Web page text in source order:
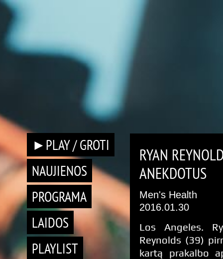
►PLAY / GROTI
NAUJIENOS
PROGRAMA
LAIDOS
PLAYLIST
RYAN
ANEKDOTUS
Men's Health
2016.01.30
Los Angeles.
Reynolds (39)
kartą prakalbo